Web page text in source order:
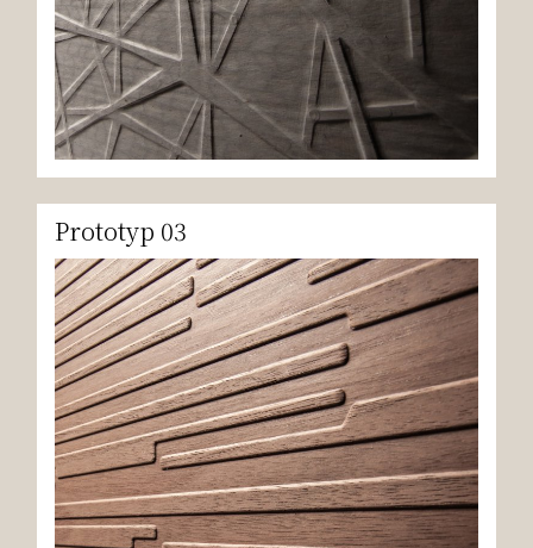
Prototyp 03